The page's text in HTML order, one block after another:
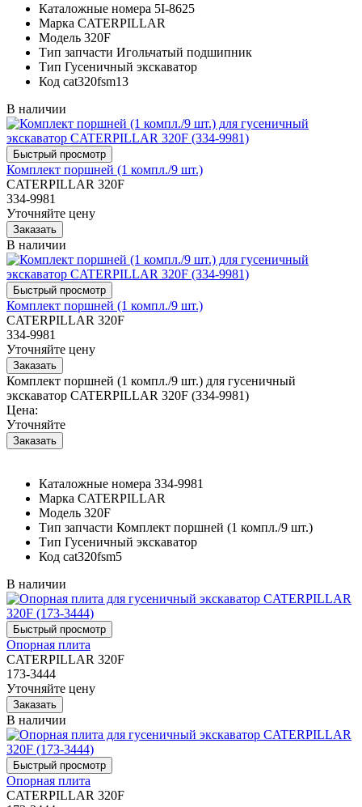
Каталожные номера 5I-8625
Марка CATERPILLAR
Модель 320F
Тип запчасти Игольчатый подшипник
Тип Гусеничный экскаватор
Код cat320fsm13
В наличии
Комплект поршней (1 компл./9 шт.)
CATERPILLAR 320F
334-9981
Уточняйте цену
В наличии
Комплект поршней (1 компл./9 шт.)
CATERPILLAR 320F
334-9981
Уточняйте цену
Комплект поршней (1 компл./9 шт.) для гусеничный
экскаватор CATERPILLAR 320F (334-9981)
Цена:
Уточняйте
Каталожные номера 334-9981
Марка CATERPILLAR
Модель 320F
Тип запчасти Комплект поршней (1 компл./9 шт.)
Тип Гусеничный экскаватор
Код cat320fsm5
В наличии
Опорная плита
CATERPILLAR 320F
173-3444
Уточняйте цену
В наличии
Опорная плита
CATERPILLAR 320F